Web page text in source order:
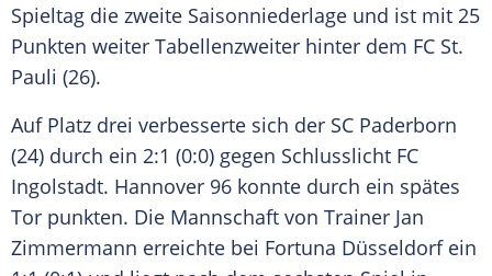
Spieltag die zweite Saisonniederlage und ist mit 25
Punkten weiter Tabellenzweiter hinter dem FC St.
Pauli (26).
Auf Platz drei verbesserte sich der SC Paderborn
(24) durch ein 2:1 (0:0) gegen Schlusslicht FC
Ingolstadt. Hannover 96 konnte durch ein spätes
Tor punkten. Die Mannschaft von Trainer Jan
Zimmermann erreichte bei Fortuna Düsseldorfein